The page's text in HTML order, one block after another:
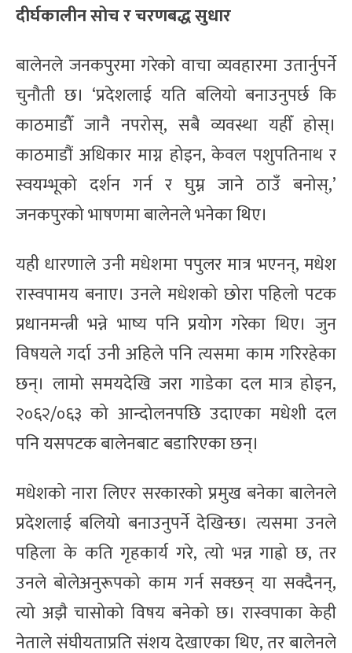
दीर्घकालीन सोच र चरणबद्ध सुधार
बालेनले जनकपुरमा गरेको वाचा व्यवहारमा उतार्नुपर्ने
चुनौती छ। ‘प्रदेशलाई यति बलियो बनाउनुपर्छ कि
काठमाडौँ जानै नपरोस्, सबै व्यवस्था यहीँ होस्।
काठमाडौं अधिकार माग्न होइन, केवल पशुपतिनाथ र
स्वयम्भूको दर्शन गर्न र घुम्न जाने ठाउँ बनोस्,’
जनकपुरको भाषणमा बालेनले भनेका थिए।
यही धारणाले उनी मधेशमा पपुलर मात्र भएनन्, मधेश
रास्वपामय बनाए। उनले मधेशको छोरा पहिलो पटक
प्रधानमन्त्री भन्ने भाष्य पनि प्रयोग गरेका थिए। जुन
विषयले गर्दा उनी अहिले पनि त्यसमा काम गरिरहेका
छन्। लामो समयदेखि जरा गाडेका दल मात्र होइन,
२०६२/०६३ को आन्दोलनपछि उदाएका मधेशी दल
पनि यसपटक बालेनबाट बडारिएका छन्।
मधेशको नारा लिएर सरकारको प्रमुख बनेका बालेनले
प्रदेशलाई बलियो बनाउनुपर्ने देखिन्छ। त्यसमा उनले
पहिला के कति गृहकार्य गरे, त्यो भन्न गाह्रो छ, तर
उनले बोलेअनुरूपको काम गर्न सक्छन् या सक्दैनन्,
त्यो अझै चासोको विषय बनेको छ। रास्वपाका केही
नेताले संघीयताप्रति संशय देखाएका थिए, तर बालेनले